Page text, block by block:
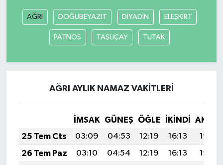
AĞRI DOĞUBEYAZIT DİYADİN ELEŞKİRT
PATNOS TAŞLIÇAY TUTAK
AĞRI AYLIK NAMAZ VAKITLERI
İMSAK GÜNEŞ ÖĞLE İKINDI
25 Tem Cts
03:09 04:53 12:19 16:13
19:35
26 Tem Paz
03:10 04:54 12:19 16:13
19:35